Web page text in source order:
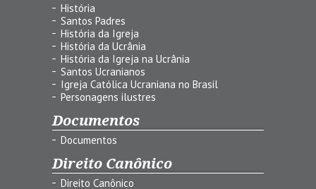
História
Santos Padres
História da Igreja
História da Ucrânia
História da Igreja na Ucrânia
Santos Ucranianos
Igreja Católica Ucraniana no Brasil
Personagens ilustres
Documentos
Documentos
Direito Canônico
Direito Canônico